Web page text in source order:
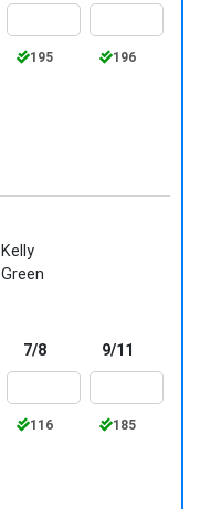
195 196
Kelly
Green
7/8
116
9/11
185